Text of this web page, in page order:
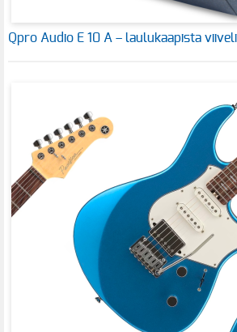
Qpro Audio E 10 A – laulukaapista